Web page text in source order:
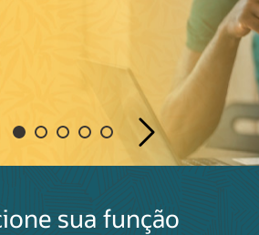
Next
sua função